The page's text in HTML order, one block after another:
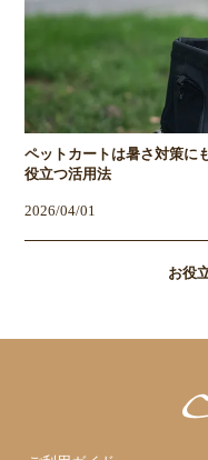
ペットカートは暑さ対策に
役立つ活用法
2026/04/01
お役